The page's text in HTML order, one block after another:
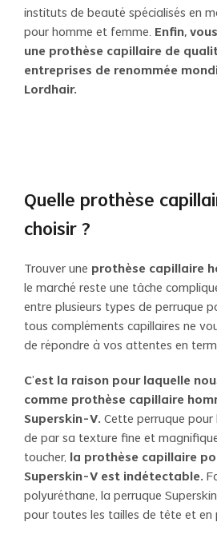
instituts de beauté spécialisés en
pour homme et femme. Enfin,
une prothèse capillaire de
entreprises de renommée
Lordhair.
Quelle prothèse
choisir ?
Trouver une prothèse capillaire
le marché reste une tâche
entre plusieurs types de perruque
tous compléments capillaires ne
de répondre à vos attentes en
C’est la raison pour laquelle
comme prothèse capillaire
Superskin-V. Cette perruque pour
de par sa texture fine et
toucher,
la prothèse capillaire
Superskin-V est indétectable.
polyuréthane, la perruque
pour toutes les tailles de tête et en